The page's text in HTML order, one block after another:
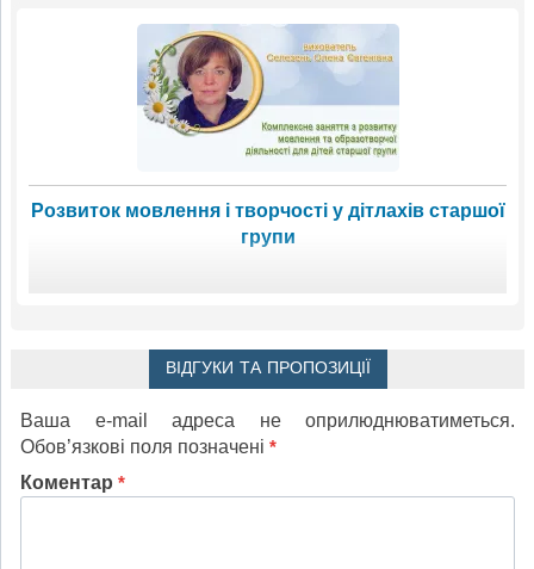
Розвиток мовлення і творчості у дітлахів старшої
групи
ВІДГУКИ ТА ПРОПОЗИЦІЇ
Ваша e-mail адреса не оприлюднюватиметься.
Обов’язкові поля позначені *
Коментар *